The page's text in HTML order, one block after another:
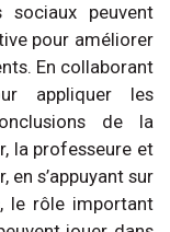
peuvent
pour améliorer
En collaborant
appliquer les
de la
la professeure et
s’appuyant sur
le rôle important